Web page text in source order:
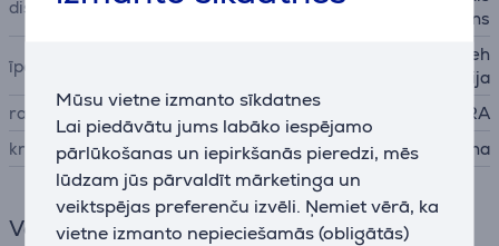
Mūsu vietne izmanto sīkdatnes
Lai piedāvātu jums labāko iespējamo
pārlūkošanas un iepirkšanās pieredzi, mēs
lūdzam jūs pārvaldīt mārketinga un
veiktspējas preferenču izvēli. Ņemiet vērā, ka
vietne izmanto nepieciešamās (obligātās)
displejs
ekrāns
īpašības
3D kafijas pagatavošanas teh
noloģija, Extra Shot funkcija
ražotājs
JURA
krāsa
melna
Valoda